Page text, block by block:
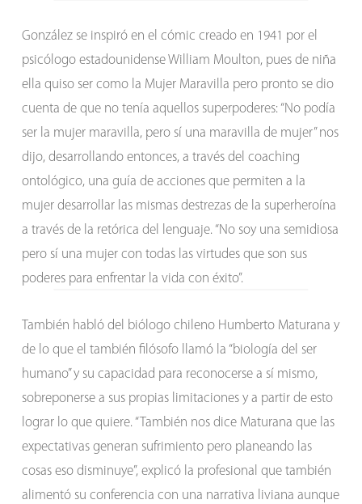
González se inspiró en el cómic creado en 1941 por el
psicólogo estadounidense William Moulton, pues de niña
ella quiso ser como la Mujer Maravilla pero pronto se dio
cuenta de que no tenía aquellos superpoderes: “No podía
ser la mujer maravilla, pero sí una maravilla de mujer” nos
dijo, desarrollando entonces, a través del coaching
ontológico, una guía de acciones que permiten a la
mujer desarrollar las mismas destrezas de la superheroína
a través de la retórica del lenguaje. “No soy una semidiosa
pero sí una mujer con todas las virtudes que son sus
poderes para enfrentar la vida con éxito”.
También habló del biólogo chileno Humberto Maturana y
de lo que el también filósofo llamó la “biología del ser
humano” y su capacidad para reconocerse a sí mismo,
sobreponerse a sus propias limitaciones y a partir de esto
lograr lo que quiere. “También nos dice Maturana que las
expectativas generan sufrimiento pero planeando las
cosas eso disminuye”, explicó la profesional que también
alimentó su conferencia con una narrativa liviana aunque